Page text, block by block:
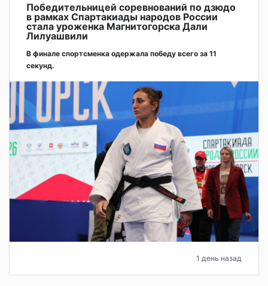
Победительницей соревнований по дзюдо
в рамках Спартакиады народов России
стала уроженка Магнитогорска Дали
Лилуашвили
В финале спортсменка одержала победу всего за 11
секунд.
1 день назад